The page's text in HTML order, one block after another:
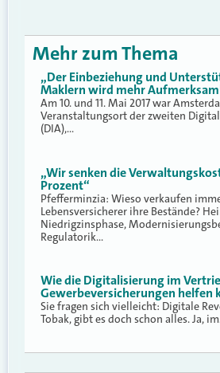
Mehr zum Thema
„Der Einbeziehung und
Maklern wird mehr
Am 10. und 11. Mai 2017 war
Veranstaltungsort der zweiten
(DIA),…
„Wir senken die
Prozent“
Pfefferminzia: Wieso verkaufen
Lebensversicherer ihre Bestände?
Niedrigzinsphase,
Regulatorik…
Wie die Digitalisierung im
Gewerbeversicherungen helfen
Sie fragen sich vielleicht: Digitale
Tobak, gibt es doch schon alles. Ja,